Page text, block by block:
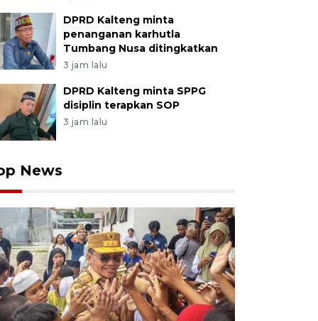
DPRD Kalteng minta
penanganan karhutla
Tumbang Nusa ditingkatkan
3 jam lalu
DPRD Kalteng minta SPPG
disiplin terapkan SOP
3 jam lalu
News